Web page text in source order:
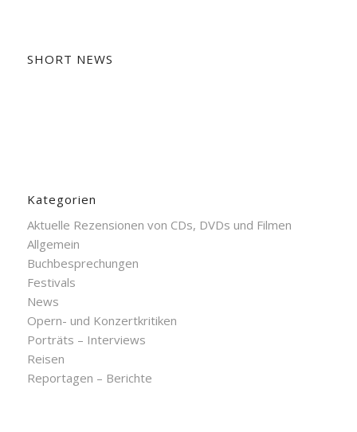
SHORT NEWS
Kategorien
Aktuelle Rezensionen von CDs, DVDs und Filmen
Allgemein
Buchbesprechungen
Festivals
News
Opern- und Konzertkritiken
Porträts – Interviews
Reisen
Reportagen – Berichte